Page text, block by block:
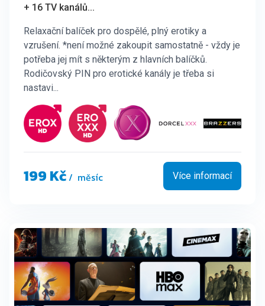
+ 16 TV kanálů...
Relaxační balíček pro dospělé, plný erotiky a
vzrušení. *není možné zakoupit samostatně - vždy je
potřeba jej mít s některým z hlavních balíčků.
Rodičovský PIN pro erotické kanály je třeba si
nastavi...
199 Kč/ měsíc Více informací